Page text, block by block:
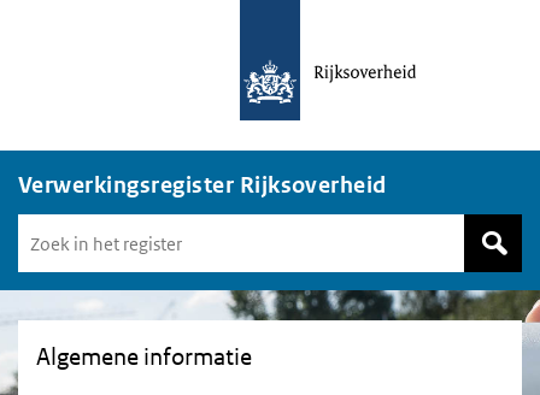
Verwerkingsregister Rijksoverheid
in
het
Avgregisterrijksoverheid.nl
Algemene informatie